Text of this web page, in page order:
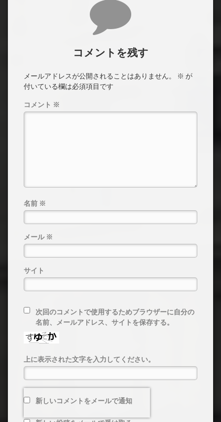
コメントを残す
メールアドレスが公開されることはありません。 ※ が
付いている欄は必須項目です
コメント ※
名前 ※
メール ※
サイト
次回のコメントで使用するためブラウザーに自分の
名前、メールアドレス、サイトを保存する。
上に表示された文字を入力してください。
新しいコメントをメールで通知